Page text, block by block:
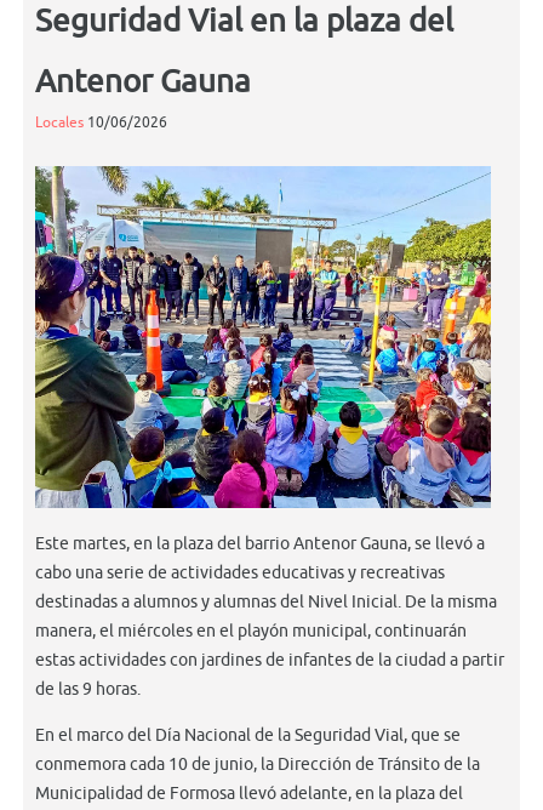
Seguridad Vial en la plaza del
Antenor Gauna
Locales 10/06/2026
Este martes, en la plaza del barrio Antenor Gauna, se llevó a
cabo una serie de actividades educativas y recreativas
destinadas a alumnos y alumnas del Nivel Inicial. De la misma
manera, el miércoles en el playón municipal, continuarán
estas actividades con jardines de infantes de la ciudad a partir
de las 9 horas.
En el marco del Día Nacional de la Seguridad Vial, que se
conmemora cada 10 de junio, la Dirección de Tránsito de la
Municipalidad de Formosa llevó adelante, en la plaza del